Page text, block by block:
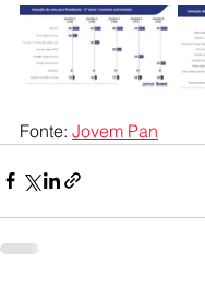
Fonte: Jovem Pan